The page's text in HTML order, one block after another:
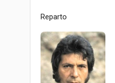
Reparto